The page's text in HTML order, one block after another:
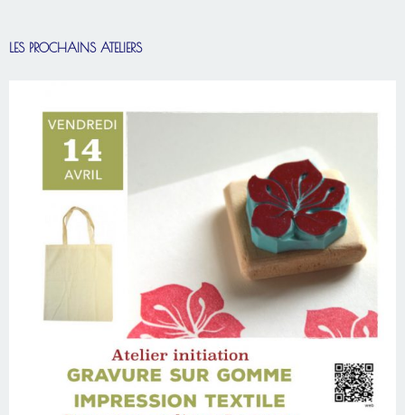
LES PROCHAINS ATELIERS